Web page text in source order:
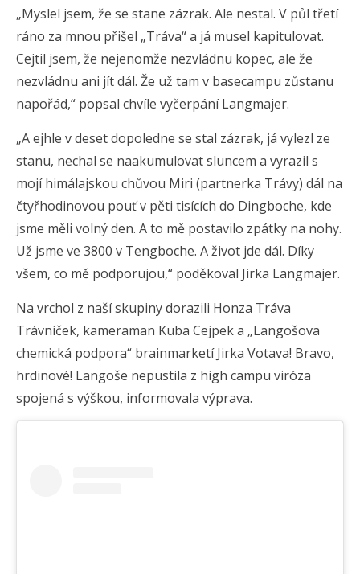
„Myslel jsem, že se stane zázrak. Ale nestal. V půl třetí
ráno za mnou přišel „Tráva“ a já musel kapitulovat.
Cejtil jsem, že nejenomže nezvládnu kopec, ale že
nezvládnu ani jít dál. Že už tam v basecampu zůstanu
napořád,“ popsal chvíle vyčerpání Langmajer.
„A ejhle v deset dopoledne se stal zázrak, já vylezl ze
stanu, nechal se naakumulovat sluncem a vyrazil s
mojí himálajskou chůvou Miri (partnerka Trávy) dál na
čtyřhodinovou pouť v pěti tisících do Dingboche, kde
jsme měli volný den. A to mě postavilo zpátky na nohy.
Už jsme ve 3800 v Tengboche. A život jde dál. Díky
všem, co mě podporujou,“ poděkoval Jirka Langmajer.
Na vrchol z naší skupiny dorazili Honza Tráva
Trávníček, kameraman Kuba Cejpek a „Langošova
chemická podpora“ brainmarketí Jirka Votava! Bravo,
hrdinové! Langoše nepustila z high campu viróza
spojená s výškou, informovala výprava.